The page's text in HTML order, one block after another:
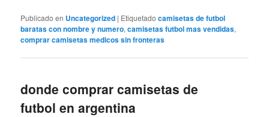
Publicado en Uncategorized | Etiquetado camisetas de futbol
baratas con nombre y numero,camisetas futbol mas vendidas,
comprar camisetas medicos sin fronteras
donde comprar camisetas de
futbol en argentina